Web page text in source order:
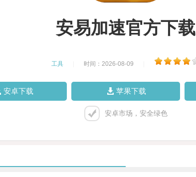
安易加速官方下载
工具 时间：2026-08-09
安卓下载 苹果下载
安卓市场，安全绿色